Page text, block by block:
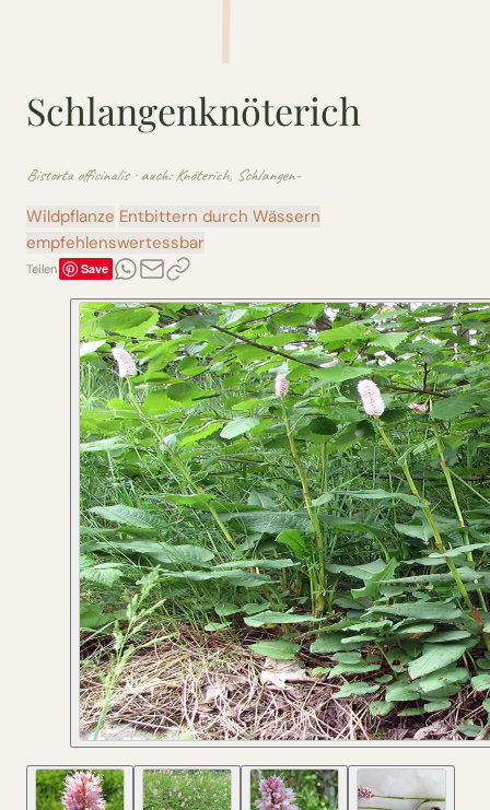
Schlangenknöterich
Bistorta officinalis · auch: Knöterich, Schlangen-
Wildpflanze Entbittern durch Wässern
empfehlenswertessbar
Teilen Save